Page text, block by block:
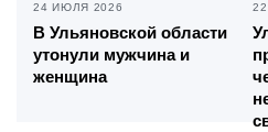
24 ИЮЛЯ 2026
В Ульяновской области
утонули мужчина и
женщина